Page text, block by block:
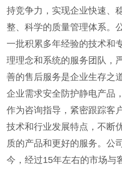
持竞争力，实现企业快速、
整、科学的质量管理体系。
一批积累多年经验的技术和
理理念和系统的服务团队，
善的售后服务是企业生存之
企业需求安全防护静电产品
作为咨询指导，紧密跟踪客
技术和行业发展特点，不断
质的产品和更好的服务。公
今，经过15年左右的市场与